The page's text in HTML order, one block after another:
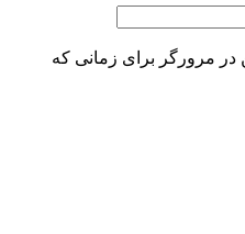
در مرورگر برای زمانی که